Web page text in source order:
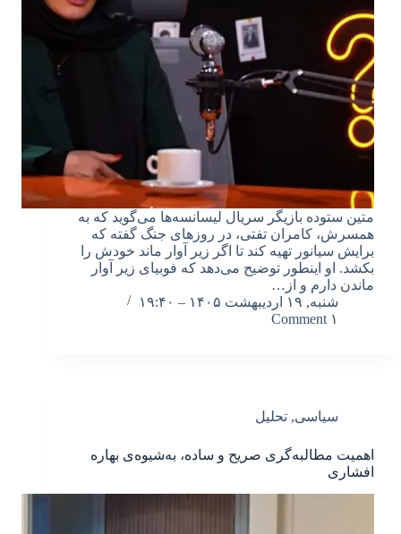
متین ستوده بازیگر سریال لیسانسه‌ها می‌گوید که به
همسرش، کامران تفتی، در روزهای جنگ گفته که
برایش سیانور تهیه کند تا اگر زیر آوار ماند خودش را
بکشد. او اینطور توضیح می‌دهد که فوبیای زیر آوار
ماندن دارم و از…
شنبه, ۱۹ اردیبهشت ۱۴۰۵ – ۱۹:۴۰
۱ Comment
سیاسی, تحلیل
اهمیت مطالبه‌گری صریح و ساده، به‌شیوه‌ی بهاره
افشاری